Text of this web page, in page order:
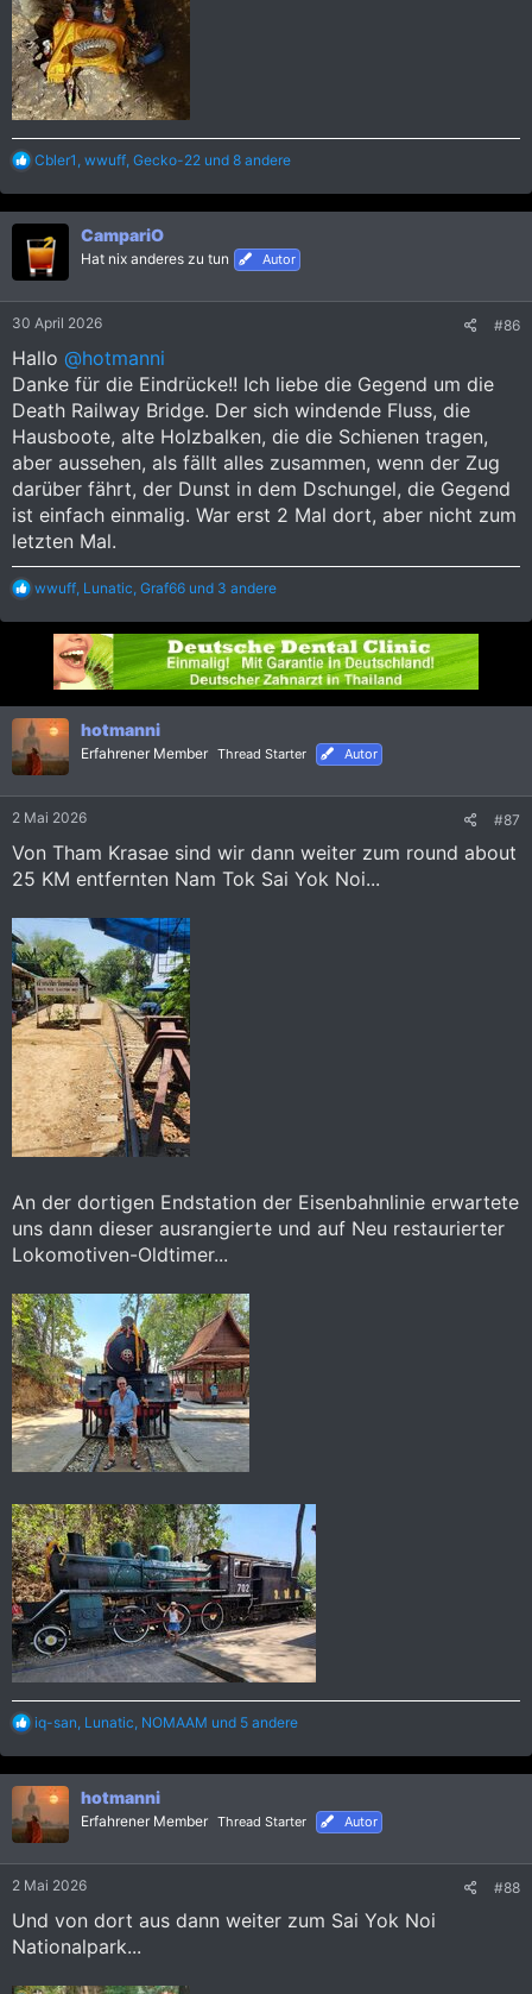
R
a
k
t
i
o
n
Cbler1 , wwuff, Gecko-22 und 8 andere
CampariO
Hat nix anderes zu tun Autor
30 April 2026 #86
Hallo @hotmanni
Danke für die Eindrücke!! Ich liebe die Gegend um die
Death Railway Bridge. Der sich windende Fluss, die
Hausboote, alte Holzbalken, die die Schienen tragen,
aber aussehen, als fällt alles zusammen, wenn der Zug
darüber fährt, der Dunst in dem Dschungel, die Gegend
ist einfach einmalig. War erst 2 Mal dort, aber nicht zum
letzten Mal.
R
a
n
e
n
:
wwuff, Lunatic, Graf66 und 3 andere
hotmanni
Erfahrener Member Thread Starter Autor
2 Mai 2026 #87
Von Tham Krasae sind wir dann weiter zum round about
25 KM entfernten Nam Tok Sai Yok Noi...
An der dortigen Endstation der Eisenbahnlinie erwartete
uns dann dieser ausrangierte und auf Neu restaurierter
Lokomotiven-Oldtimer...
R
a
k
t
i
o
n
iq-san Lunatic NOMAAM und 5 andere
hotmanni
Erfahrener Member Thread Starter Autor
2 Mai 2026 #88
Und von dort aus dann weiter zum Sai Yok Noi
Nationalpark...